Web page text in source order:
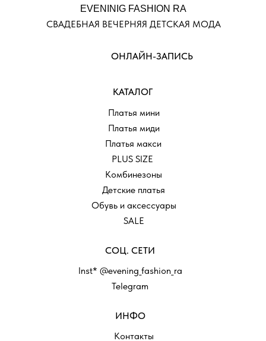
ОНЛАЙН-ЗАПИСЬ
Inst* @evening_fashion_ra
Telegram
СОЦ. СЕТИ
Контакты
ИНФО
КАТАЛОГ
Платья мини
Платья миди
Платья макси
PLUS SIZE
Детские платья
Обувь и аксессуары
Комбинезоны
EVENINIG FASHION RA
СВАДЕБНАЯ ВЕЧЕРНЯЯ ДЕТСКАЯ МОДА
SALE